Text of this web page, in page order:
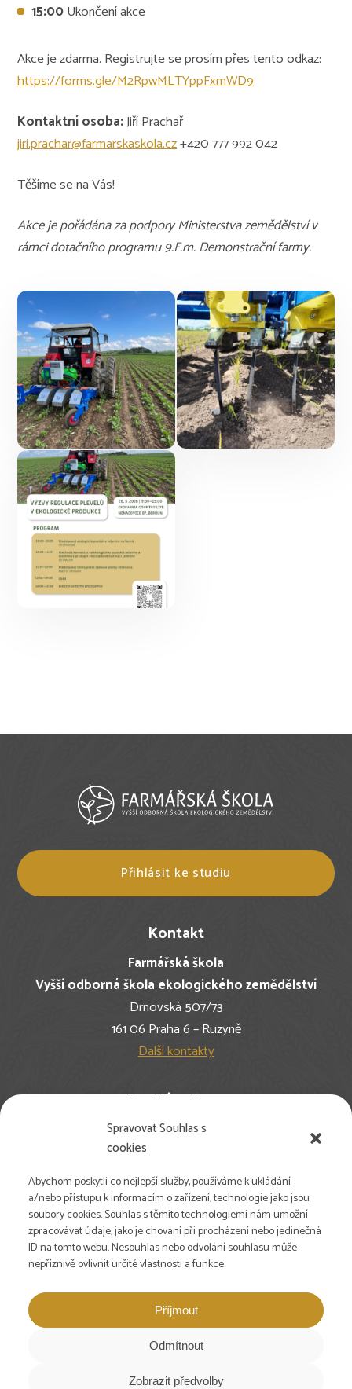
Spravovat Souhlas s
cookies
Abychom poskytli co nejlepší služby, používáme k ukládání
a/nebo přístupu k informacím o zařízení, technologie jako jsou
soubory cookies. Souhlas s těmito technologiemi nám umožní
zpracovávat údaje, jako je chování při procházení nebo jedinečná
ID na tomto webu. Nesouhlas nebo odvolání souhlasu může
nepříznivě ovlivnit určité vlastnosti a funkce.
Příjmout
Odmítnout
Zobrazit předvolby
15:00Ukončení akce
Akce je zdarma. Registrujte se prosím přes tento odkaz:
https://forms.gle/M2RpwMLTYppFxmWD9
Kontaktní osoba:Jiří Prachař
jiri.prachar@farmarskaskola.cz+420 777 992 042
Těšíme se na Vás!
Akce je pořádána za podpory Ministerstva zemědělství v
rámci dotačního programu 9.F.m. Demonstrační farmy.
Přihlásit ke studiu
Kontakt
Farmářská škola
Vyšší odborná škola ekologického zemědělství
Drnovská 507/73
161 06 Praha 6 – Ruzyně
Další kontakty
Rychlé odkazy
Nejčastější dotazy
Pro studenty
Pro farmy
Newsletter
Volné pozice
Podpořte nás
DE | Landbauschule
Sociální sítě